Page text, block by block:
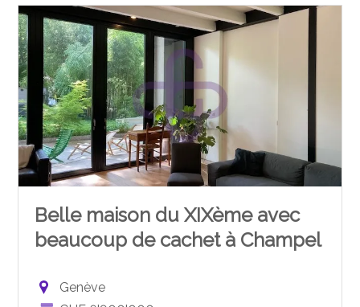
Belle maison du XIXème avec
beaucoup de cachet à Champel
Genève